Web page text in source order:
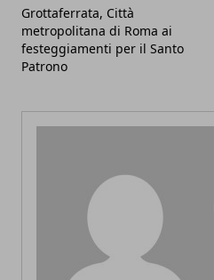
Grottaferrata, Città
metropolitana di Roma ai
festeggiamenti per il Santo
Patrono